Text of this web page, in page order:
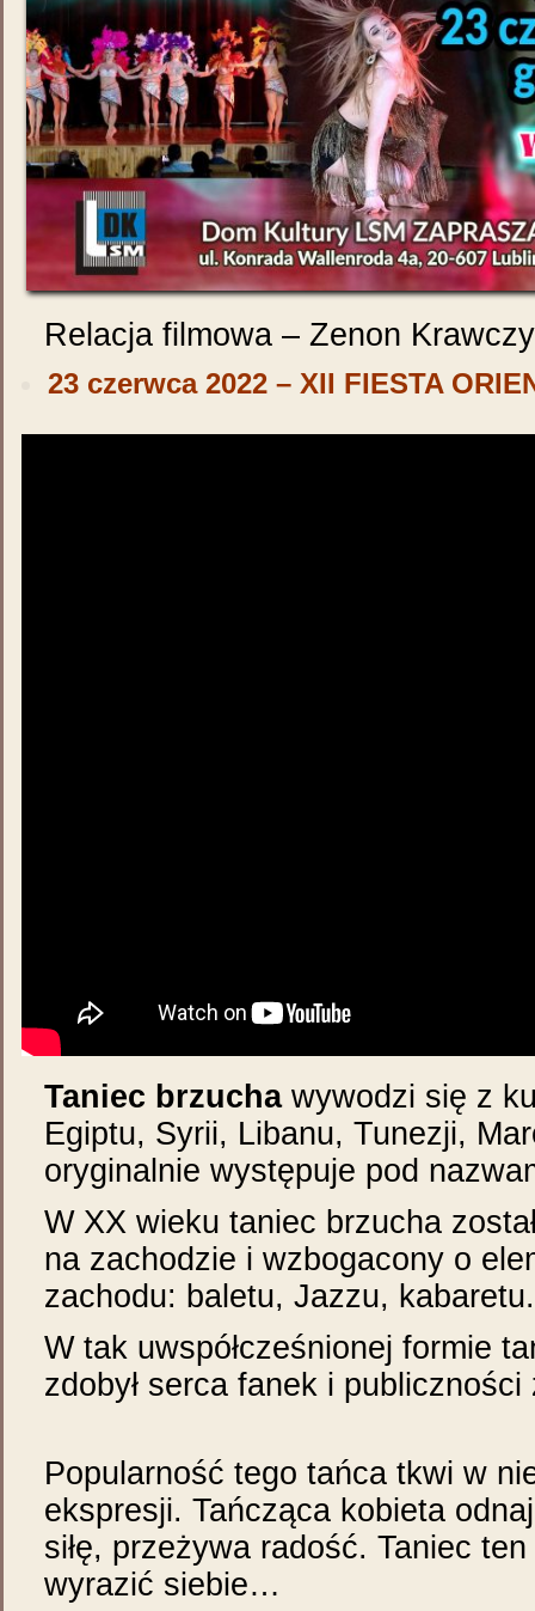
Relacja filmowa – Zenon
23 czerwca 2022 – XII FIESTA
Taniec brzuchawywodzi się z
Egiptu, Syrii, Libanu, Tunezji,
oryginalnie występuje pod
W XX wieku taniec brzucha
na zachodzie i wzbogacony o
zachodu: baletu, Jazzu, kabaretu.
W tak uwspółcześnionej formie
zdobył serca fanek i publiczności
Popularność tego tańca tkwi w
ekspresji. Tańcząca kobieta
siłę, przeżywa radość. Taniec
wyrazić siebie…